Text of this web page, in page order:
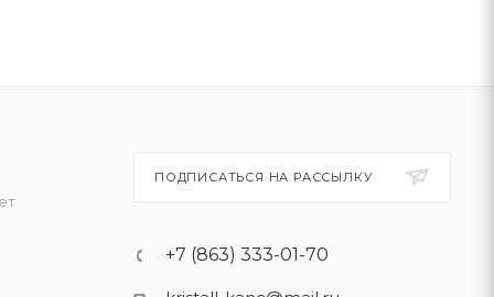
ПОДПИСАТЬСЯ НА РАССЫЛКУ
+7 (863) 333-01-70